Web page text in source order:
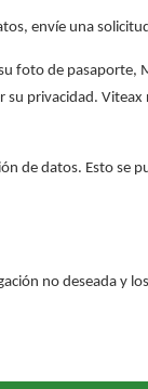
envíe una
foto de pasaporte,
privacidad.
de datos. Esto se
no deseada y